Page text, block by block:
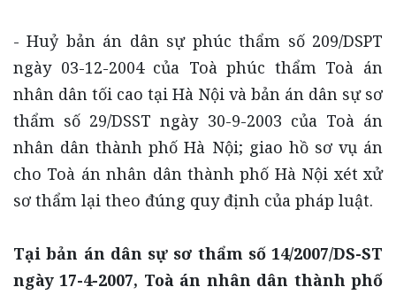
- Huỷ bản án dân sự phúc thẩm số 209/DSPT
ngày 03-12-2004 của Toà phúc thẩm Toà án
nhân dân tối cao tại Hà Nội và bản án dân sự sơ
thẩm số 29/DSST ngày 30-9-2003 của Toà án
nhân dân thành phố Hà Nội; giao hồ sơ vụ án
cho Toà án nhân dân thành phố Hà Nội xét xử
sơ thẩm lại theo đúng quy định của pháp luật.
Tại bản án dân sự sơ thẩm số 14/2007/DS-ST
ngày 17-4-2007, Toà án nhân dân thành phố